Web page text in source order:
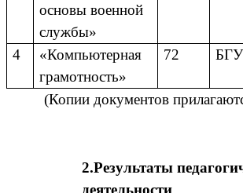
основы военной
службы»
4
«Компьютерная
грамотность»
72
(Копии документов
2.Результаты
деятельности